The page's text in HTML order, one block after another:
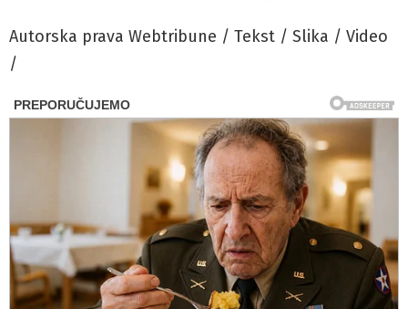
Autorska prava Webtribune / Tekst / Slika / Video
/